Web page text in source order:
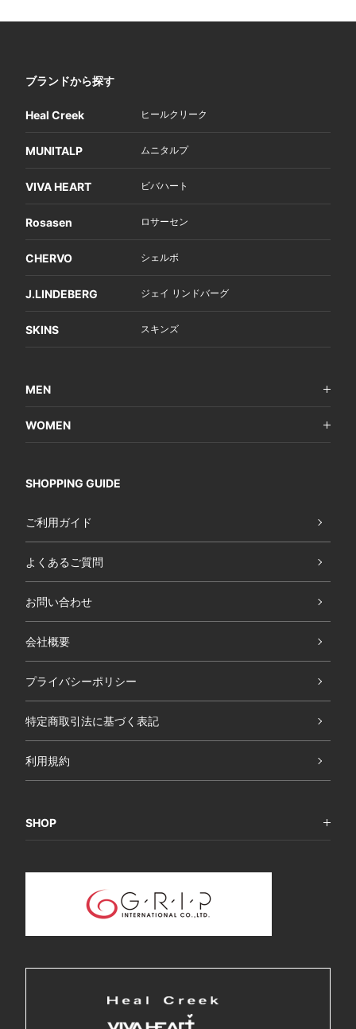
ブランドから探す
Heal Creek ヒールクリーク
MUNITALP ムニタルプ
VIVA HEART ビバハート
Rosasen ロサーセン
CHERVO シェルボ
J.LINDEBERG ジェイ リンドバーグ
SKINS スキンズ
MEN
WOMEN
SHOPPING GUIDE
ご利用ガイド
よくあるご質問
お問い合わせ
会社概要
プライバシーポリシー
特定商取引法に基づく表記
利用規約
SHOP